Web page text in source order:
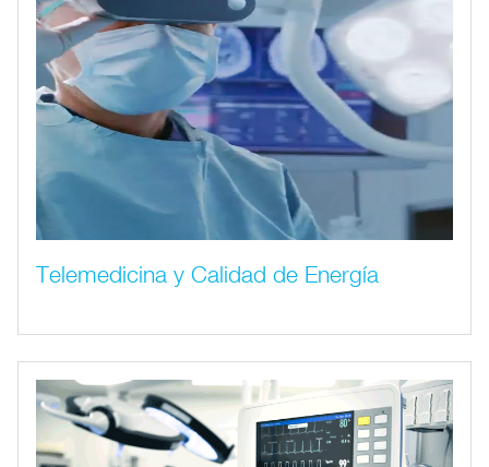
Telemedicina y Calidad de Energía